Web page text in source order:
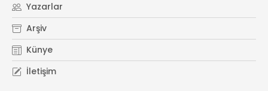
Yazarlar
Arşiv
Künye
İletişim